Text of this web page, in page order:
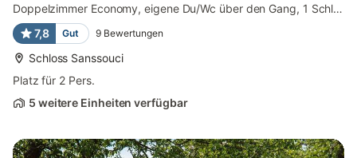
Doppelzimmer Economy, eigene Du/Wc über den Gang, 1 Schlafraum mit ...
7,8
Gut 9 Bewertungen
Schloss Sanssouci
Platz für 2 Pers.
5 weitere Einheiten verfügbar